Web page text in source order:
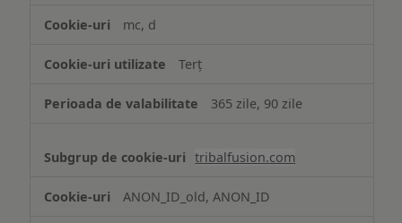
mc, d
Terț
365 zile, 90 zile
tribalfusion.com
ANON_ID_old, ANON_ID